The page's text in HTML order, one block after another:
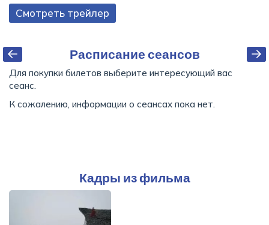
Смотреть трейлер
Расписание сеансов
Для покупки билетов выберите интересующий вас
сеанс.
К сожалению, информации о сеансах пока нет.
Кадры из фильма